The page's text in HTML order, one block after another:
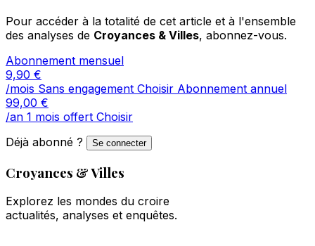
Pour accéder à la totalité de cet article et à l'ensemble
des analyses de Croyances & Villes, abonnez-vous.
Abonnement mensuel
9,90 €
/mois Sans engagement Choisir Abonnement annuel
99,00 €
/an 1 mois offert Choisir
Déjà abonné ?
Se connecter
Croyances & Villes
Explorez les mondes du croire
actualités, analyses et enquêtes.